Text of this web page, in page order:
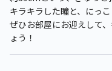
キラキラした瞳と、にっ
ぜひお部屋にお迎えして
ょう！